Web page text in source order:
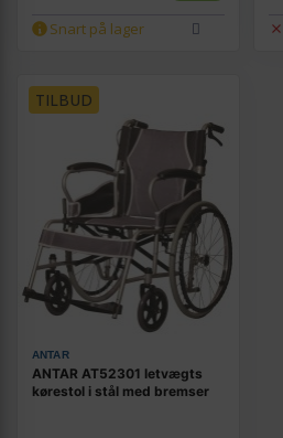
Snart på lager
TILBUD
ANTAR
ANTAR AT52301 letvægts
kørestol i stål med bremser